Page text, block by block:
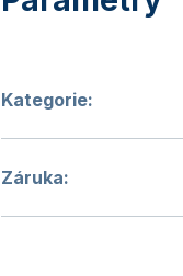
Kategorie:
Záruka: